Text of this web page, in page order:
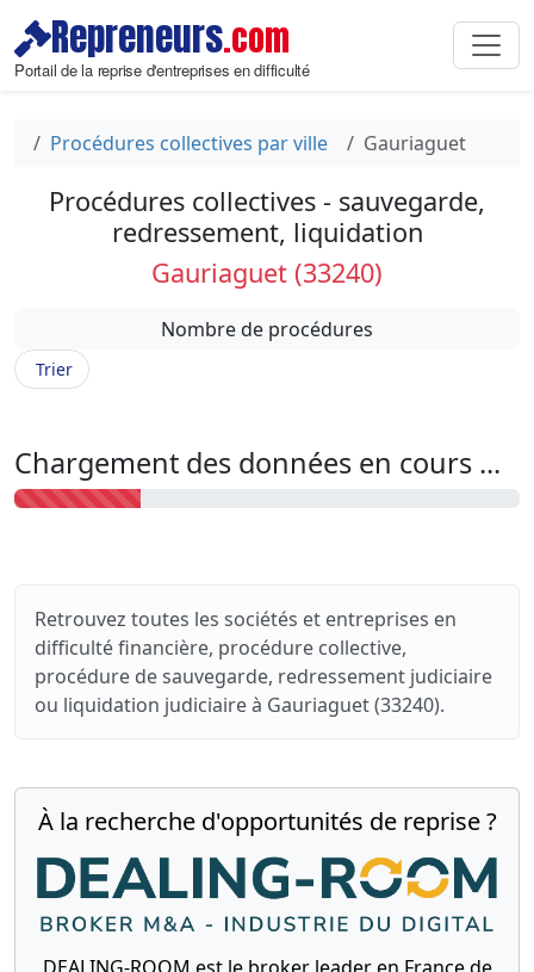
Repreneurs.com
Portail de la reprise d'entreprises en difficulté
Procédures collectives par ville Gauriaguet
Procédures collectives - sauvegarde,
redressement, liquidation
Gauriaguet (33240)
Nombre de procédures
Trier
Chargement des données en cours ...
Retrouvez toutes les sociétés et entreprises en
difficulté financière, procédure collective,
procédure de sauvegarde, redressement judiciaire
ou liquidation judiciaire à Gauriaguet (33240).
À la recherche d'opportunités de reprise ?